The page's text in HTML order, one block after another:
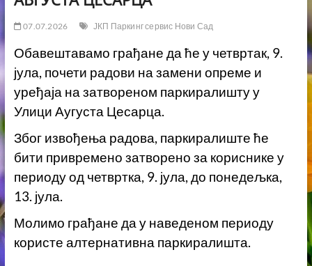
07.07.2026 ЈКП Паркинг сервис Нови Сад
Обавештавамо грађане да ће у четвртак, 9.
јула, почети радови на замени опреме и
уређаја на затвореном паркиралишту у
Улици Аугуста Цесарца.
Због извођења радова, паркиралиште ће
бити привремено затворено за кориснике у
периоду од четвртка, 9. јула, до понедељка,
13. јула.
Молимо грађане да у наведеном периоду
користе алтернативна паркиралишта.